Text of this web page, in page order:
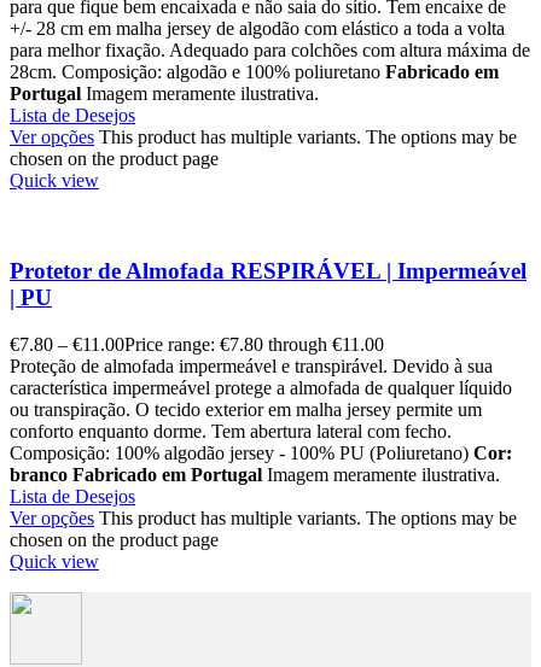
para que fique bem encaixada e não saia do sítio. Tem encaixe de
+/- 28 cm em malha jersey de algodão com elástico a toda a volta
para melhor fixação. Adequado para colchões com altura máxima de
28cm. Composição: algodão e 100% poliuretano Fabricado em
Portugal Imagem meramente ilustrativa.
Lista de Desejos
Ver opções This product has multiple variants. The options may be
chosen on the product page
Quick view
Protetor de Almofada RESPIRÁVEL | Impermeável
| PU
€7.80 – €11.00Price range: €7.80 through €11.00
Proteção de almofada impermeável e transpirável. Devido à sua
característica impermeável protege a almofada de qualquer líquido
ou transpiração. O tecido exterior em malha jersey permite um
conforto enquanto dorme. Tem abertura lateral com fecho.
Composição: 100% algodão jersey - 100% PU (Poliuretano) Cor:
branco Fabricado em Portugal Imagem meramente ilustrativa.
Lista de Desejos
Ver opções This product has multiple variants. The options may be
chosen on the product page
Quick view